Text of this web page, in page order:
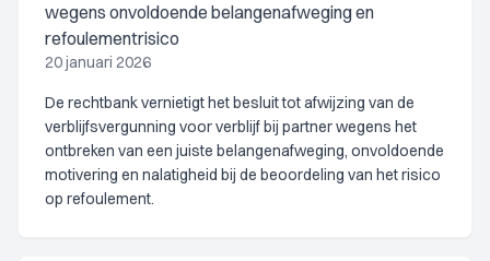
wegens onvoldoende belangenafweging en
refoulementrisico
20 januari 2026
De rechtbank vernietigt het besluit tot afwijzing van de
verblijfsvergunning voor verblijf bij partner wegens het
ontbreken van een juiste belangenafweging, onvoldoende
motivering en nalatigheid bij de beoordeling van het risico
op refoulement.